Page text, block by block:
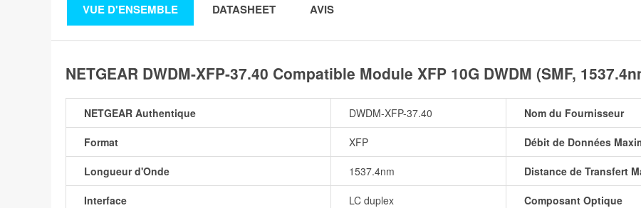
VUE D'ENSEMBLE DATASHEET AVIS
NETGEAR DWDM-XFP-37.40 Compatible Module XFP 10G DWDM (SMF,
NETGEAR Authentique DWDM-XFP-37.40 Nom du Fournisseur
Format XFP Débit de Données
Longueur d'Onde 1537.4nm Distance de Transfert
Interface LC duplex Composant Optique